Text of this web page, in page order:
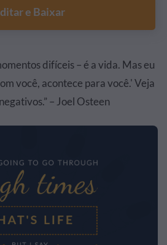
e Baixar
difíceis – é a vida. Mas eu
você, acontece para você.' Veja
– Joel Osteen